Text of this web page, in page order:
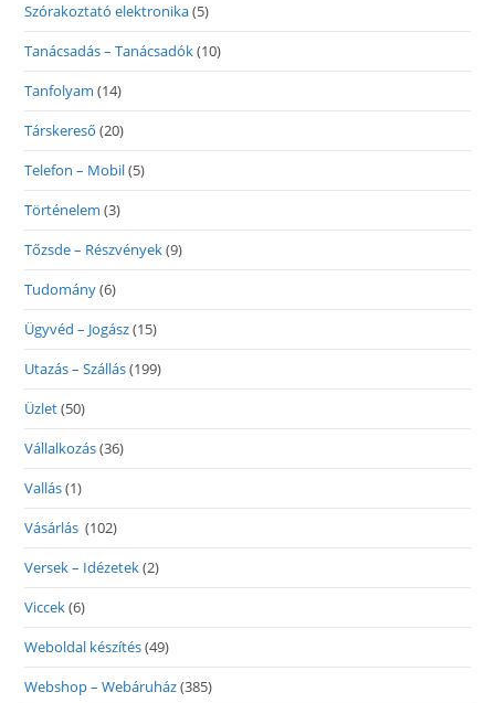
Szórakoztató elektronika(5)
Tanácsadás – Tanácsadók(10)
Tanfolyam (14)
Társkereső (20)
Telefon – Mobil(5)
Történelem (3)
Tőzsde – Részvények(9)
Tudomány(6)
Ügyvéd – Jogász(15)
Utazás – Szállás(199)
Üzlet(50)
Vállalkozás(36)
Vallás(1)
Vásárlás (102)
Versek – Idézetek(2)
Viccek(6)
Weboldal készítés(49)
Webshop – Webáruház(385)